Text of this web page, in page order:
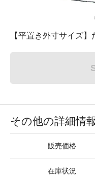
【平置き外寸サイズ
その他の詳細情
販売価格
在庫状況